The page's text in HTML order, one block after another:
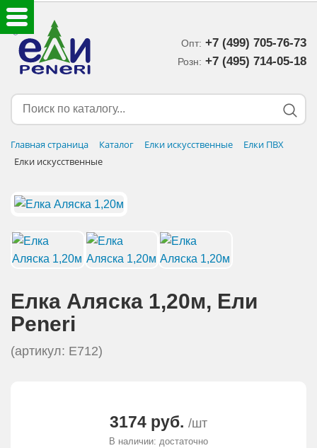
Опт: +7 (499) 705-76-73
Розн: +7 (495) 714-05-18‬
Главная страница Каталог Елки искусственные
Елки ПВХ
Елки искусственные
Елка Аляска 1,20м, Eли
Peneri
(артикул: E712)
3174 руб. /шт
В наличии: достаточно
ЕЛКИ ИСКУССТВЕННЫЕ
ЕЛОЧНЫЕ УКРАШЕНИЯ
НОВОГОДНИЙ ДЕКОР
ДОСТАВКА В РЕГИОНЫ
ДОСТАВКА
АКЦИИ И ПОДАРКИ